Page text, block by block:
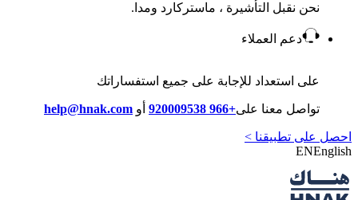
نحن نقبل التأشيرة ، ماستركارد ومدا.
دعم العملاء
على استعداد للإجابة على جميع استفساراتك
تواصل معنا على+966 920009538 أوhelp@hnak.com
على تطبيقنا >
EN